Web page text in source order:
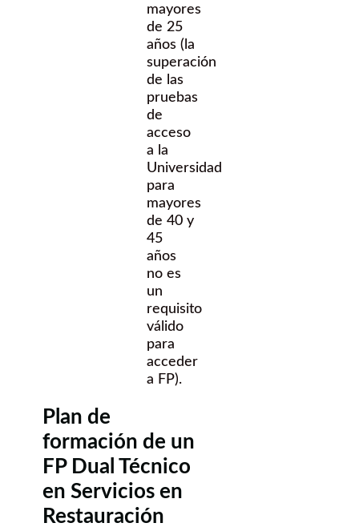
mayores
de 25
años (la
superación
de las
pruebas
de
acceso
a la
Universidad
para
mayores
de 40 y
45
años
no es
un
requisito
válido
para
acceder
a FP).
Plan de
formación de un
FP Dual Técnico
en Servicios en
Restauración